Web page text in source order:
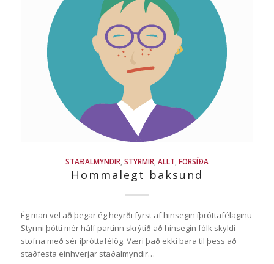
STAÐALMYNDIR STYRMIR ALLT FORSÍÐA
Hommalegt baksund
Ég man vel að þegar ég heyrði fyrst af hinsegin íþróttafélaginu
Styrmi þótti mér hálf partinn skrýtið að hinsegin fólk skyldi
stofna með sér íþróttafélög. Væri það ekki bara til þess að
staðfesta einhverjar staðalmyndir…